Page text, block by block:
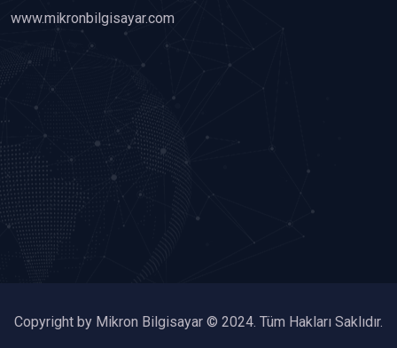
www.mikronbilgisayar.com
Copyright by Mikron Bilgisayar © 2024. Tüm Hakları Saklıdır.